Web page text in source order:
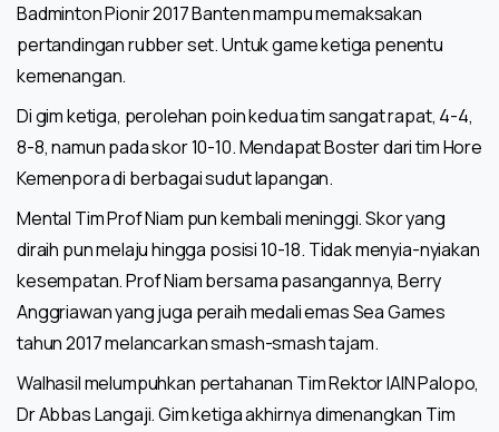
Badminton Pionir 2017 Banten mampu memaksakan
pertandingan rubber set. Untuk game ketiga penentu
kemenangan.
Di gim ketiga, perolehan poin kedua tim sangat rapat, 4-4,
8-8, namun pada skor 10-10. Mendapat Boster dari tim Hore
Kemenpora di berbagai sudut lapangan.
Mental Tim Prof Niam pun kembali meninggi. Skor yang
diraih pun melaju hingga posisi 10-18. Tidak menyia-nyiakan
kesempatan. Prof Niam bersama pasangannya, Berry
Anggriawan yang juga peraih medali emas Sea Games
tahun 2017 melancarkan smash-smash tajam.
Walhasil melumpuhkan pertahanan Tim Rektor IAIN Palopo,
Dr Abbas Langaji. Gim ketiga akhirnya dimenangkan Tim